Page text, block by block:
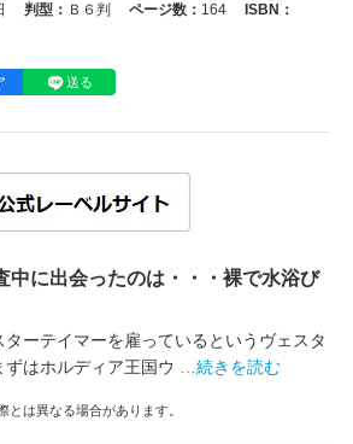
判型： Ｂ６判 ページ数： 164
ISBN：
送る
中に出会ったのは・・・裸で水浴び
ーテイマーを雇っているというヴェスタ
はホルディア王国ウ
…続きを読む
は異なる場合があります。